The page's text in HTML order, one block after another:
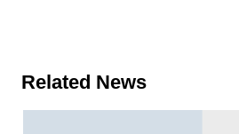
Related News